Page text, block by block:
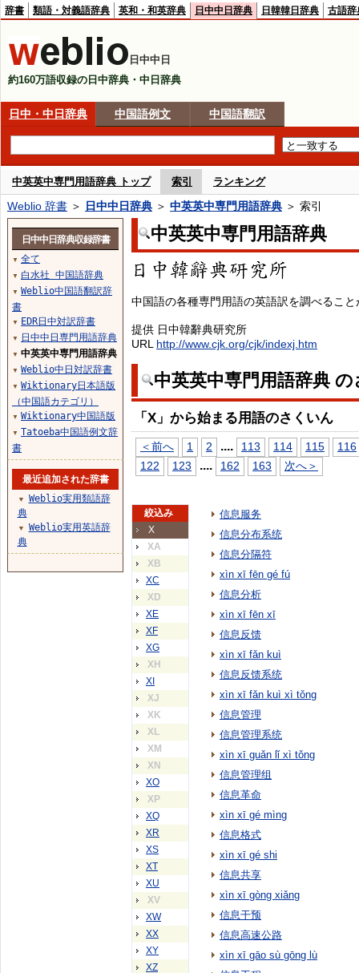
辞書 類語・対義語辞典 英和・和英辞典 日中中日辞典 日韓韓日辞典 古語辞
日中中日
約160万語収録の日中辞典・中日辞典
日中・中日辞典 中国語例文 中国語翻訳
中英英中専門用語辞典 トップ 索引 ランキング
Weblio 辞書 ＞ 日中中日辞典 ＞ 中英英中専門用語辞典 ＞ 索引
中英英中専門用語辞典
中国語の各種専門用語の英語訳を調べるこ
提供 日中韓辭典研究所
URL http://www.cjk.org/cjk/indexj.htm
中英英中専門用語辞典
「X」から始まる用語のさくいん
＜前へ 1 2 .... 113 114 115
116
122
123 .... 162 163 次へ＞
絞込み
X
XA
XB
XC
XD
XE
XF
XG
XH
XI
XJ
XK
XL
XM
XN
XO
XP
XQ
XR
XS
XT
XU
XV
XW
XX
XY
XZ
信息服务
信息分布系统
信息分隔符
xìn xī fēn gé fú
信息分析
xìn xī fēn xī
信息反馈
xìn xī fǎn kuì
信息反馈系统
xìn xī fǎn kuì xì tǒng
信息管理
信息管理系统
xìn xī guǎn lǐ xì tǒng
信息管理组
信息革命
xìn xī gé mìng
信息格式
xìn xī gé shi
信息共享
xìn xī gòng xiǎng
信息干预
信息高速公路
xìn xī gāo sù gōng lù
日中中日辞典収録辞書
▼ 全て
▼ 白水社 中国語辞典
▼ Weblio中国語翻訳辞
書
▼ EDR日中対訳辞書
▼ 日中中日専門用語辞典
▼ 中英英中専門用語辞典
▼ Weblio中日対訳辞書
▼ Wiktionary日本語版
（中国語カテゴリ）
▼ Wiktionary中国語版
▼ Tatoeba中国語例文辞
書
最近追加された辞書
▼
Weblio実用類語辞
典
▼
Weblio実用英語辞
典